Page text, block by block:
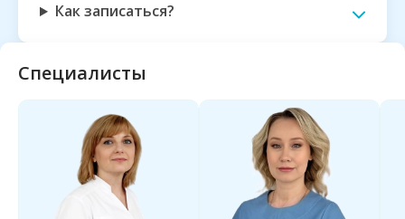
Как записаться?
Специалисты